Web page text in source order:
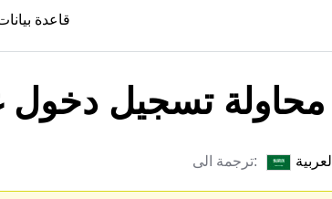
قاعدة
محاولة تسجيل دخول
ترجمة الى: العربية